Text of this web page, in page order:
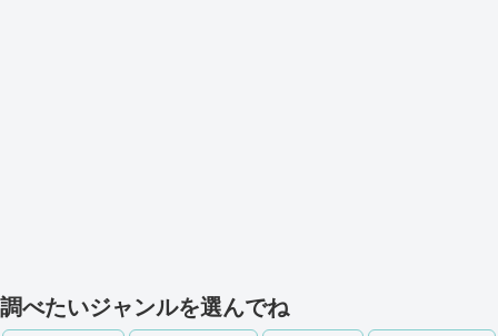
調べたいジャンルを選んでね